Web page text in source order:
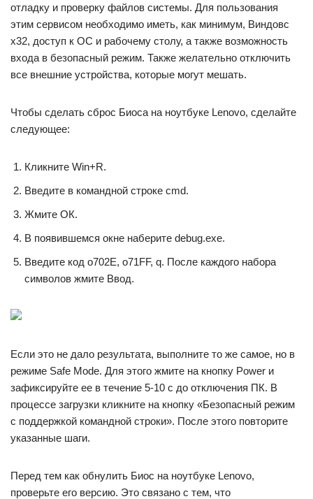
отладку и проверку файлов системы. Для пользования
этим сервисом необходимо иметь, как минимум, Виндовс
х32, доступ к ОС и рабочему столу, а также возможность
входа в безопасный режим. Также желательно отключить
все внешние устройства, которые могут мешать.
Чтобы сделать сброс Биоса на ноутбуке Lenovo, сделайте
следующее:
Кликните Win+R.
Введите в командной строке cmd.
Жмите ОК.
В появившемся окне наберите debug.exe.
Введите код о702Е, о71FF, q. После каждого набора
символов жмите Ввод.
Если это не дало результата, выполните то же самое, но в
режиме Safe Mode. Для этого жмите на кнопку Power и
зафиксируйте ее в течение 5-10 с до отключения ПК. В
процессе загрузки кликните на кнопку «Безопасный режим
с поддержкой командной строки». После этого повторите
указанные шаги.
Перед тем как обнулить Биос на ноутбуке Lenovo,
проверьте его версию. Это связано с тем, что